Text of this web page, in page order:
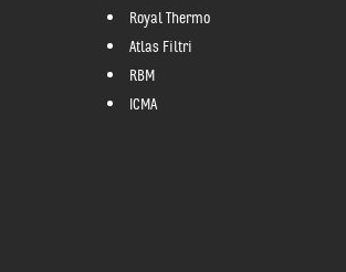
Royal Thermo
Atlas Filtri
RBM
ICMA